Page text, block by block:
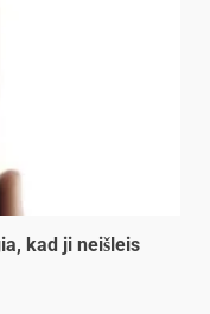
kad ji neišleis